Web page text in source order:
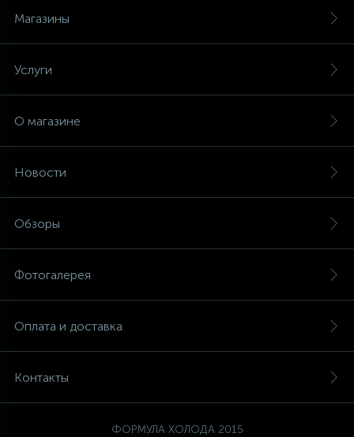
Магазины
Услуги
О магазине
Новости
Обзоры
Фотогалерея
Оплата и доставка
Контакты
ФОРМУЛА ХОЛОДА 2015